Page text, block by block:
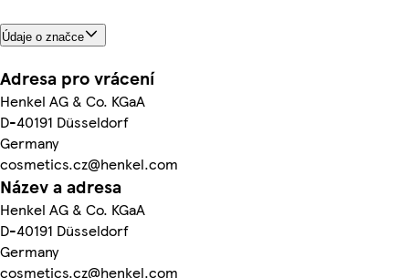
Údaje o značce
Adresa pro vrácení
Henkel AG & Co. KGaA
D-40191 Düsseldorf
Germany
cosmetics.cz@henkel.com
Název a adresa
Henkel AG & Co. KGaA
D-40191 Düsseldorf
Germany
cosmetics.cz@henkel.com